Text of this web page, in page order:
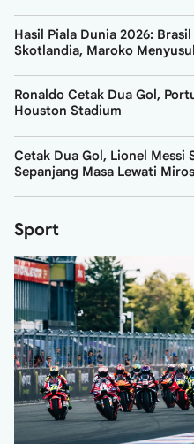
Hasil Piala Dunia 2026:
Skotlandia, Maroko Menyusul
Ronaldo Cetak Dua Gol,
Houston Stadium
Cetak Dua Gol, Lionel Messi
Sepanjang Masa Lewati
Sport